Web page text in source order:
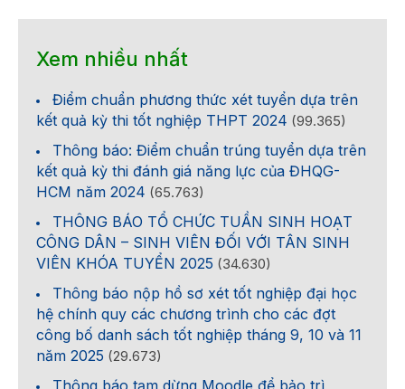
Xem nhiều nhất
Điểm chuẩn phương thức xét tuyển dựa trên
kết quả kỳ thi tốt nghiệp THPT 2024 (99.365)
Thông báo: Điểm chuẩn trúng tuyển dựa trên
kết quả kỳ thi đánh giá năng lực của ĐHQG-
HCM năm 2024 (65.763)
THÔNG BÁO TỔ CHỨC TUẦN SINH HOẠT
CÔNG DÂN – SINH VIÊN ĐỐI VỚI TÂN SINH
VIÊN KHÓA TUYỂN 2025 (34.630)
Thông báo nộp hồ sơ xét tốt nghiệp đại học
hệ chính quy các chương trình cho các đợt
công bố danh sách tốt nghiệp tháng 9, 10 và 11
năm 2025 (29.673)
Thông báo tạm dừng Moodle để bảo trì